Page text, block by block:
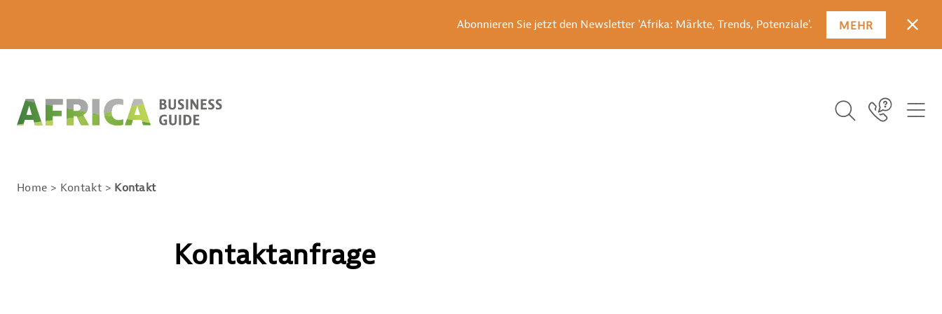
Abonnieren Sie jetzt den Newsletter 'Afrika: Märkte, Trends, Potenziale'. MEHR
ICON BUTTON
Suchbegriff
Icon Link
Home Kontakt Kontakt
Kontaktanfrage